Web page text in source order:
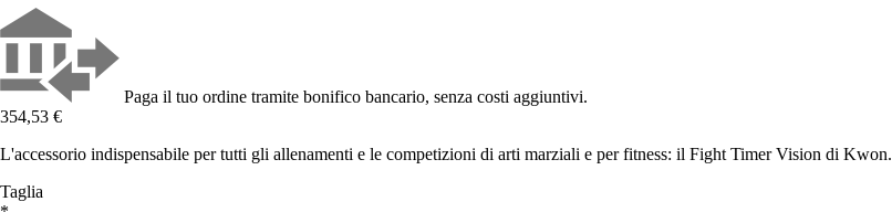
Paga il tuo ordine tramite bonifico bancario, senza costi aggiuntivi.
354,53 €
L'accessorio indispensabile per tutti gli allenamenti e le competizioni di arti marziali e per fitness: il Fight Timer Vision di Kwon.
Taglia
*